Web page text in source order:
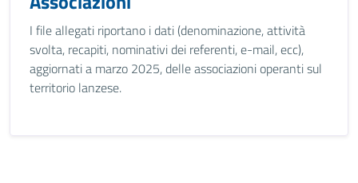
I file allegati riportano i dati (denominazione, attività
svolta, recapiti, nominativi dei referenti, e-mail, ecc),
aggiornati a marzo 2025, delle associazioni operanti sul
territorio lanzese.